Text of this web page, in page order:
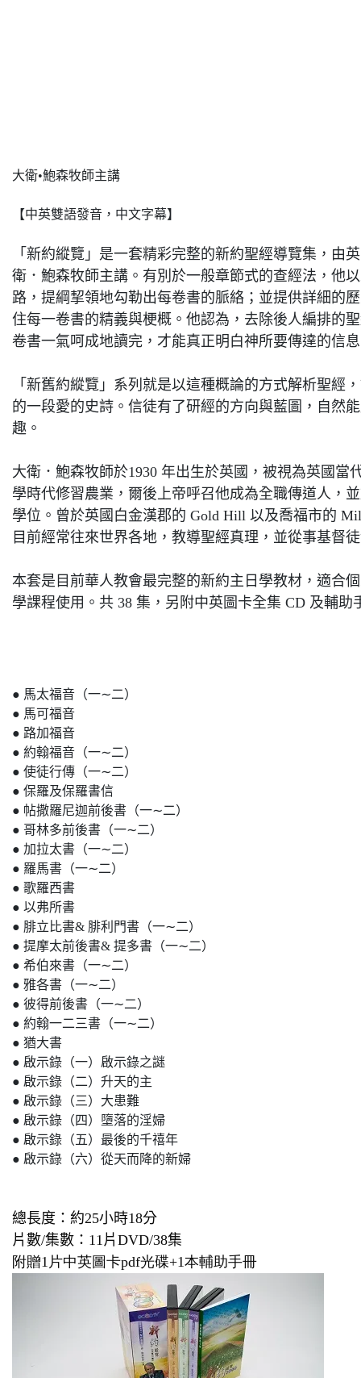
大衛•鮑森牧師主講
【中英雙語發音，中文字幕】
「新約縱覽」是一套精彩完整的新約聖經導覽集，由
衛．鮑森牧師主講。有別於一般章節式的查經法，他
路，提綱挈領地勾勒出每卷書的脈絡；並提供詳細的
住每一卷書的精義與梗概。他認為，去除後人編排的
卷書一氣呵成地讀完，才能真正明白神所要傳達的信
「新舊約縱覽」系列就是以這種概論的方式解析聖經
的一段愛的史詩。信徒有了研經的方向與藍圖，自然
趣。
大衛．鮑森牧師於1930 年出生於英國，被視為英國當
學時代修習農業，爾後上帝呼召他成為全職傳道人，
學位。曾於英國白金漢郡的 Gold Hill 以及喬福市的
目前經常往來世界各地，教導聖經真理，並從事基督
本套是目前華人教會最完整的新約主日學教材，適合
學課程使用。共 38 集，另附中英圖卡全集 CD 及輔助
● 馬太福音（一∼二）
● 馬可福音
● 路加福音
● 約翰福音（一∼二）
● 使徒行傳（一∼二）
● 保羅及保羅書信
● 帖撒羅尼迦前後書（一∼二）
● 哥林多前後書（一∼二）
● 加拉太書（一∼二）
● 羅馬書（一∼二）
● 歌羅西書
● 以弗所書
● 腓立比書& 腓利門書（一∼二）
● 提摩太前後書& 提多書（一∼二）
● 希伯來書（一∼二）
● 雅各書（一∼二）
● 彼得前後書（一∼二）
● 約翰一二三書（一∼二）
● 猶大書
● 啟示錄（一）啟示錄之謎
● 啟示錄（二）升天的主
● 啟示錄（三）大患難
● 啟示錄（四）墮落的淫婦
● 啟示錄（五）最後的千禧年
● 啟示錄（六）從天而降的新婦
總長度 ： 約25小時18分
片數/集數： 11片 DVD/38集
附贈1片中英圖卡pdf光碟+1本輔助手冊